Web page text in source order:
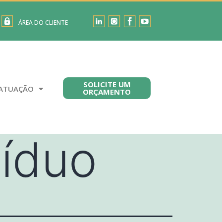
ÁREA DO CLIENTE
SOLICITE UM
ORÇAMENTO